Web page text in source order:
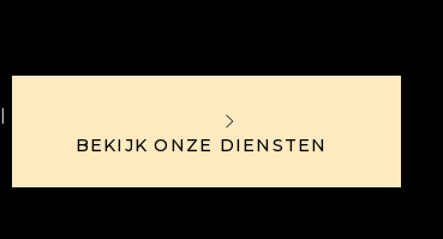
BEKIJK ONZE DIENSTEN